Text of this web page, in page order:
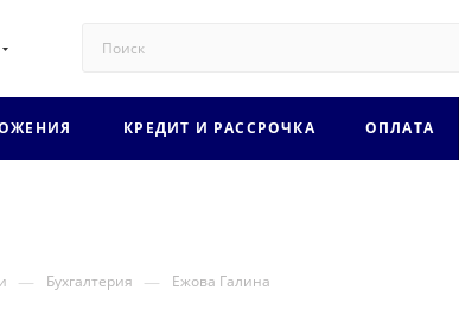
КРЕДИТ И РАССРОЧКА ОПЛАТА
— Бухгалтерия — Ежова Галина